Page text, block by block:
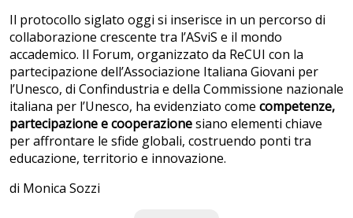
Il protocollo siglato oggi si inserisce in un percorso di
collaborazione crescente tra l’ASviS e il mondo
accademico. Il Forum, organizzato da ReCUI con la
partecipazione dell’Associazione Italiana Giovani per
l’Unesco, di Confindustria e della Commissione nazionale
italiana per l’Unesco, ha evidenziato come competenze,
partecipazione e cooperazionesiano elementi chiave
per affrontare le sfide globali, costruendo ponti tra
educazione, territorio e innovazione.
di Monica Sozzi